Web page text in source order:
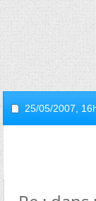
25/05/2007,